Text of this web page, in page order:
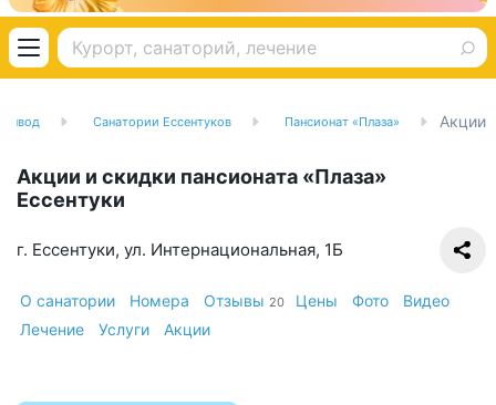
Санатории Ессентуков Пансионат «Плаза» Акции
Акции и скидки пансионата «Плаза»
Ессентуки
г. Ессентуки, ул. Интернациональная, 1Б
О санатории Номера Отзывы 20 Цены Фото
Видео
Лечение
Услуги Акции